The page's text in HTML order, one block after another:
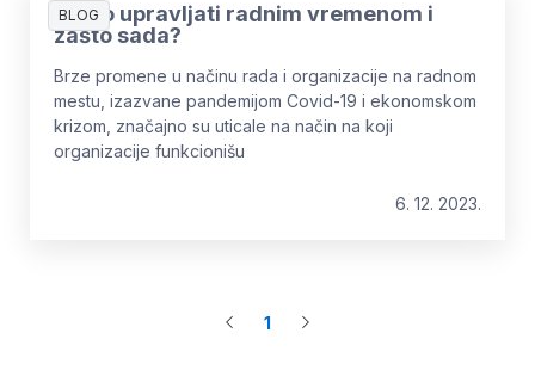
BLOG
Zašto upravljati radnim vremenom i
zašto sada?
Brze promene u načinu rada i organizacije na radnom
mestu, izazvane pandemijom Covid-19 i ekonomskom
krizom, značajno su uticale na način na koji
organizacije funkcionišu
6. 12. 2023.
1